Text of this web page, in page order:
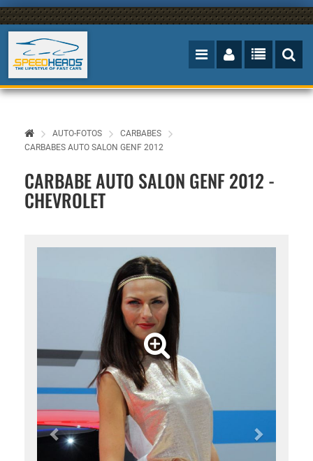
AUTO-FOTOS
CARBABES
CARBABES AUTO SALON GENF 2012
CARBABE AUTO SALON GENF 2012 -
CHEVROLET